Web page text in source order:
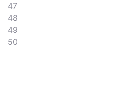
47
48
49
50